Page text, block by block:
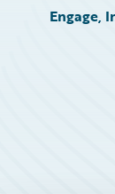
Engage,